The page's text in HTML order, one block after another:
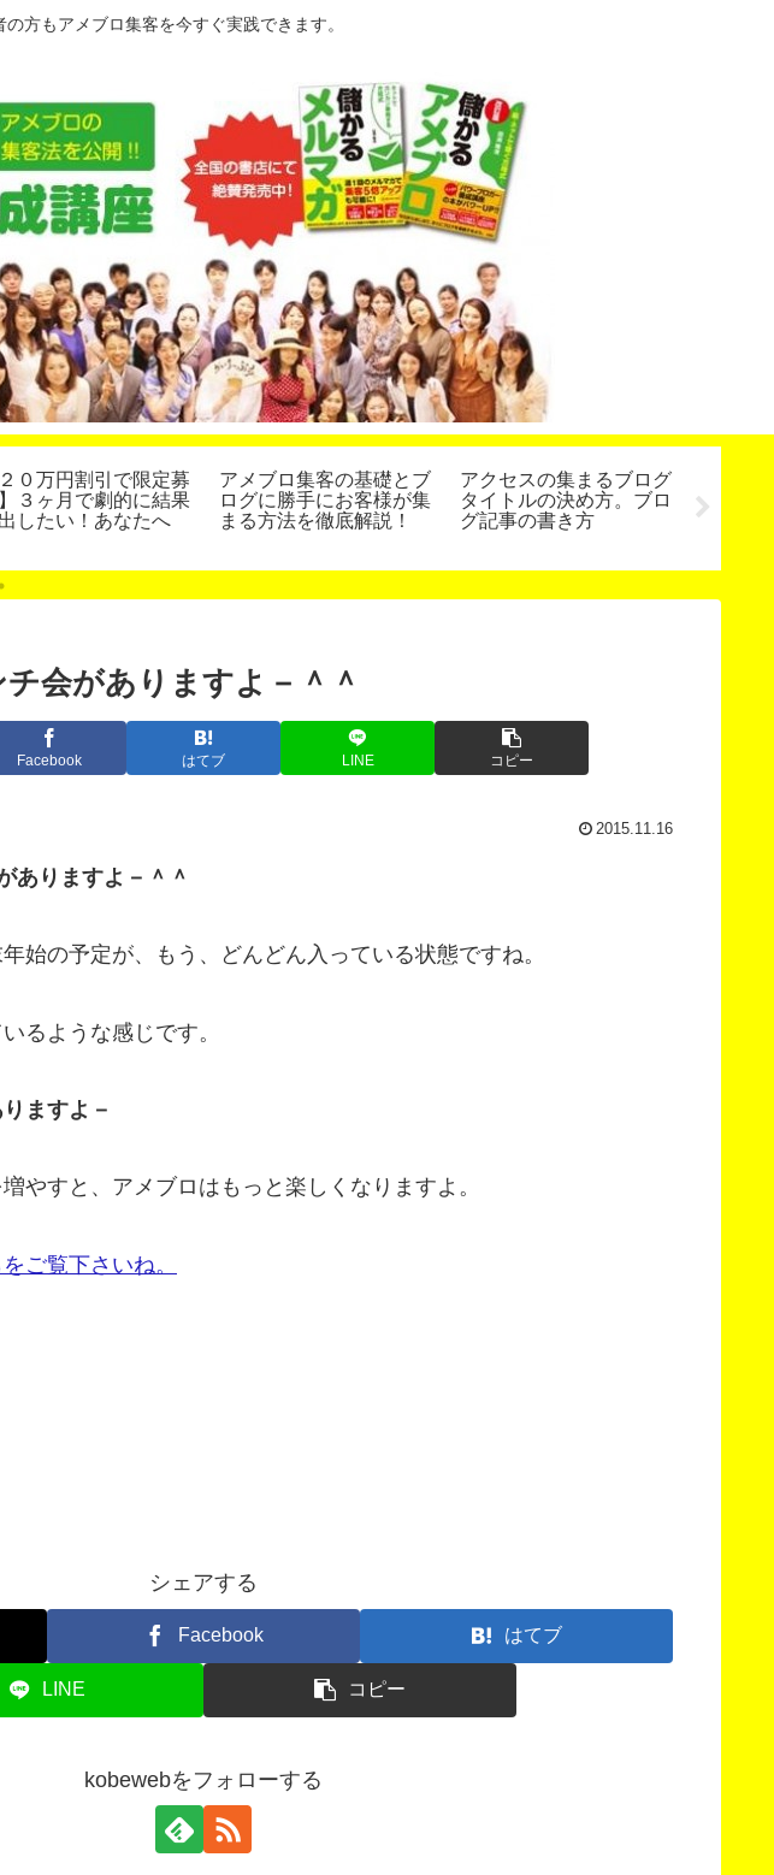
方もアメブロ集客を今すぐ実践できます。
２０万円割引で限定募
３ヶ月で劇的に結果
したい！あなたへ
アメブロ集客の基礎とブ
ログに勝手にお客様が集
まる方法を徹底解説！
アクセスの集まるブログ
タイトルの決め方。ブロ
グ記事の書き方
秘密 シ
セミナ
会がありますよ－＾＾
Facebook はてブ LINE コピー
2015.11.16
りますよ－＾＾
始の予定が、もう、どんどん入っている状態ですね。
るような感じです。
ますよ－
やすと、アメブロはもっと楽しくなりますよ。
ご覧下さいね。
シェアする
Facebook はてブ
LINE コピー
kobewebをフォローする